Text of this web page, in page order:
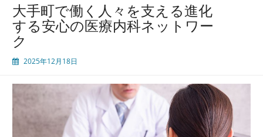
大手町で働く人々を支える進化
する安心の医療内科ネットワー
ク
2025年12月18日